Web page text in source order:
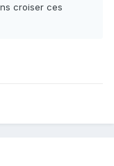
croiser ces